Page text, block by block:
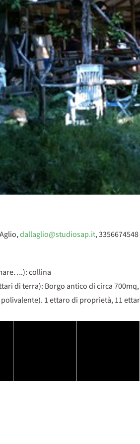
dallaglio@studiosap.it, 3356674548
collina
di terra): Borgo antico di circa
1 ettaro di proprietà, 11